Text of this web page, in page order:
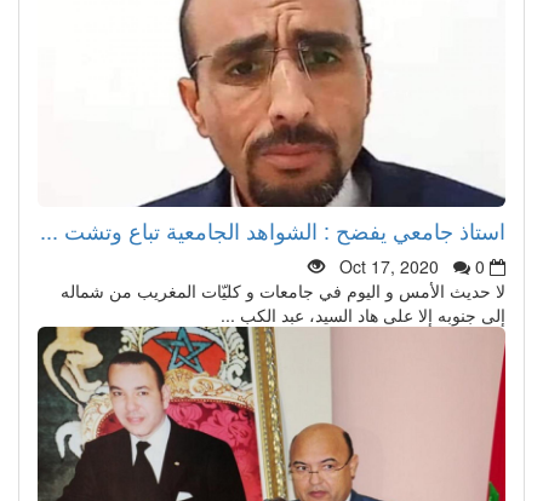
استاذ جامعي يفضح : الشواهد الجامعية تباع وتشت ...
Oct 17, 2020
0
لا حديث الأمس و اليوم في جامعات و كليّات المغريب من شماله
إلى جنوبه إلا على هاد السيد، عبد الكب ...